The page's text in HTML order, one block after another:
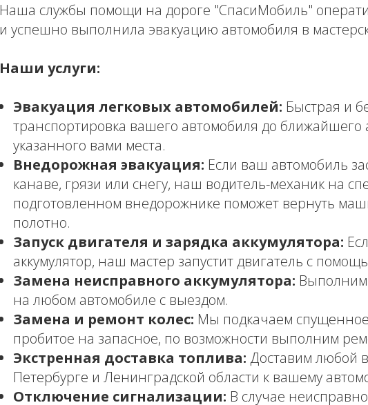
Наша службы помощи на дороге "СпасиМобиль"
и успешно выполнила эвакуацию автомобиля в
Наши услуги:
Эвакуация легковых автомобилей: Быстрая и
транспортировка вашего автомобиля до ближайшего
указанного вами места.
Внедорожная эвакуация: Если ваш автомобиль
канаве, грязи или снегу, наш водитель-механик на
подготовленном внедорожнике поможет вернуть
полотно.
Запуск двигателя и зарядка аккумулятора:
аккумулятор, наш мастер запустит двигатель с
Замена неисправного аккумулятора: Выполним
на любом автомобиле с выездом.
Замена и ремонт колес: Мы подкачаем
пробитое на запасное, по возможности выполним
Экстренная доставка топлива: Доставим любой
Петербурге и Ленинградской области к вашему
Отключение сигнализации: В случае